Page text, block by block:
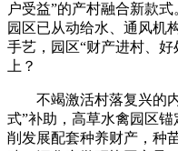
户受益”的产村融合新款式
园区已从动给水、通风机
手艺，园区“财产进村、
上？
不竭激活村落复兴的内
式”补助，高草水禽园区
削发展配套种养财产，种